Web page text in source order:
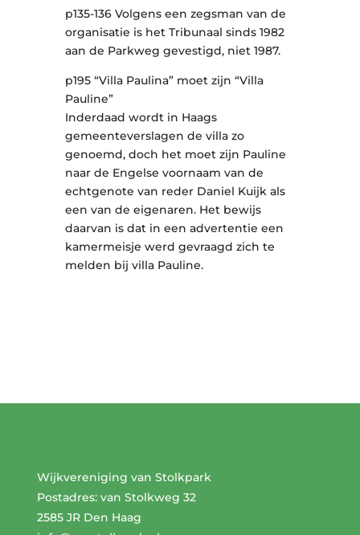
p135-136 Volgens een zegsman van de
organisatie is het Tribunaal sinds 1982
aan de Parkweg gevestigd, niet 1987.
p195 “Villa Paulina” moet zijn “Villa
Pauline”
Inderdaad wordt in Haags
gemeenteverslagen de villa zo
genoemd, doch het moet zijn Pauline
naar de Engelse voornaam van de
echtgenote van reder Daniel Kuijk als
een van de eigenaren. Het bewijs
daarvan is dat in een advertentie een
kamermeisje werd gevraagd zich te
melden bij villa Pauline.
Wijkvereniging van Stolkpark
Postadres: van Stolkweg 32
2585 JR Den Haag